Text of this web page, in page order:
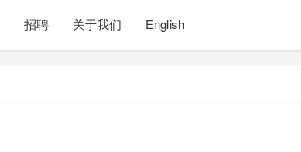
招聘 关于我们 English